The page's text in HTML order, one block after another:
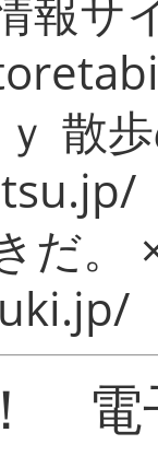
報サ
散
だ。
電